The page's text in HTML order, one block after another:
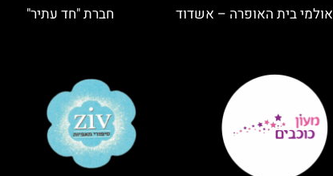
אולמי בית האופרה – אשדוד חברת "חד עתיר"